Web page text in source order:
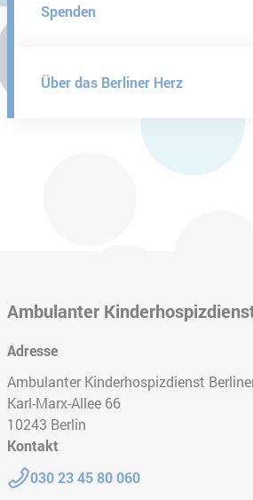
Spenden
Über das Berliner Herz
Ambulanter
Adresse
Ambulanter Kinderhospizdienst
Karl-Marx-Allee 66
10243 Berlin
Kontakt
Telefon:
030 23 45 80 060